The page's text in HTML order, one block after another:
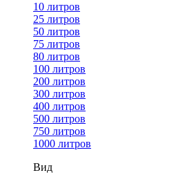
10 литров
25 литров
50 литров
75 литров
80 литров
100 литров
200 литров
300 литров
400 литров
500 литров
750 литров
1000 литров
Вид